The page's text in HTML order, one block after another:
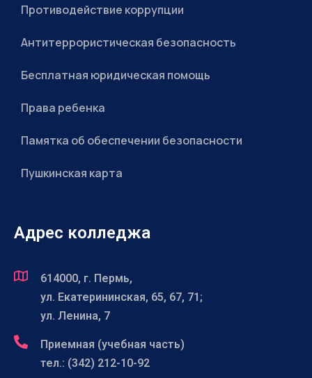
Противодействие коррупции
Антитеррористическая безопасность
Бесплатная юридическая помощь
Права ребенка
Памятка об обеспечении безопасности
Пушкинская карта
Адрес колледжа
614000, г. Пермь,
ул. Екатерининская, 65, 67, 71;
ул. Ленина, 7
Приемная (учебная часть)
тел.: (342) 212-10-92